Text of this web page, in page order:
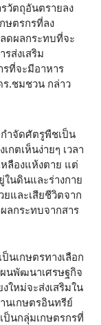
วัตถุอันตรายลง
ษตรกรที่ลง
ดผลกระทบที่จะ
ส่งเสริม
รที่จะมีอาหาร
.ชมชวน กล่าว
กำจัดศัตรูพืชเป็น
กตเห็นง่ายๆ เวลา
ลืองแห้งตาย แต่
นดินและร่างกาย
และเสียชีวิตจาก
ลกระทบจากสาร
นเกษตรทางเลือก
นพัฒนาเศรษฐกิจ
ใหม่จะส่งเสริมใน
นเกษตรอินทรีย์
ป็นกลุ่มเกษตรกรที่